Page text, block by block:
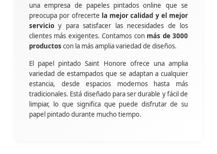
una empresa de papeles pintados online que se
preocupa por ofrecerte la mejor calidad y el mejor
servicio y para satisfacer las necesidades de los
clientes más exigentes. Contamos con más de 3000
productos con la más amplia variedad de diseños.
El papel pintado Saint Honore ofrece una amplia
variedad de estampados que se adaptan a cualquier
estancia, desde espacios modernos hasta más
tradicionales. Está diseñado para ser durable y fácil de
limpiar, lo que significa que puede disfrutar de su
papel pintado durante mucho tiempo.